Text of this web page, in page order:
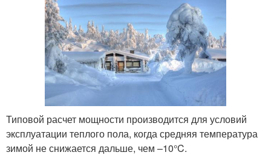
Типовой расчет мощности производится для условий
эксплуатации теплого пола, когда средняя температура
зимой не снижается дальше, чем –10°C.